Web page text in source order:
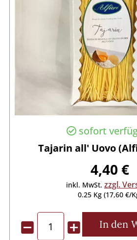
sofort
Tajarin all' Uovo
4,40 €
inkl. MwSt. zzgl.
0.25 Kg (17,60 €/
In den